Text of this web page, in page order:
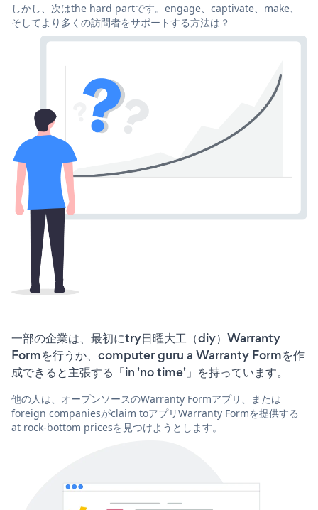
しかし、次はthe hard partです。engage、captivate、make、
そしてより多くの訪問者をサポートする方法は？
一部の企業は、最初にtry日曜大工（diy）Warranty
Formを行うか、computer guru a Warranty Formを作
成できると主張する「in 'no time'」を持っています。
他の人は、オープンソースのWarranty Formアプリ、または
foreign companiesがclaim toアプリWarranty Formを提供する
at rock-bottom pricesを見つけようとします。